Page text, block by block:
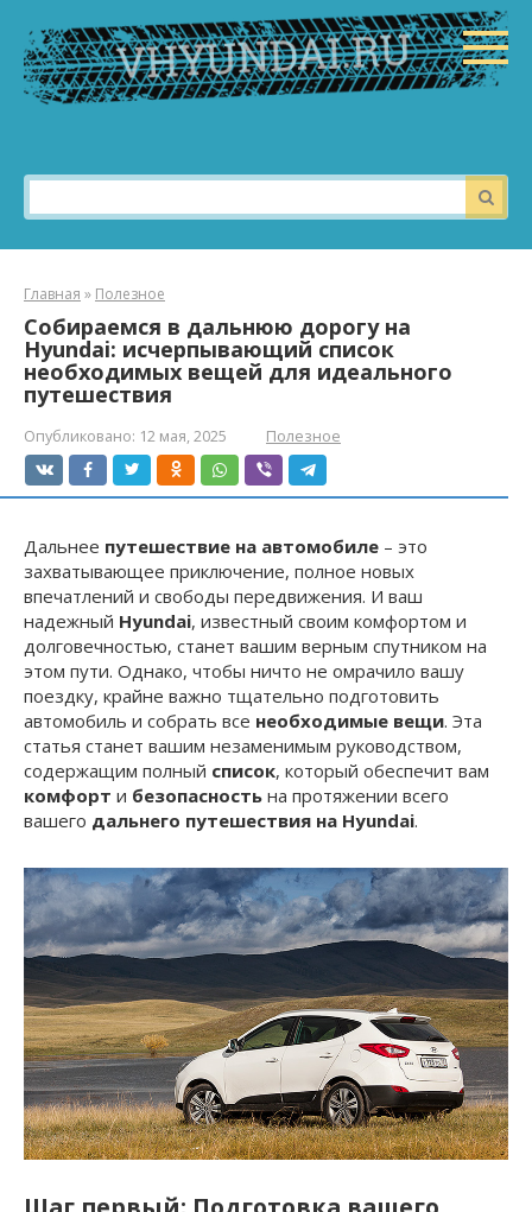
контенту
Поиск:
Главная » Полезное
Собираемся в дальнюю дорогу на
Hyundai: исчерпывающий список
необходимых вещей для идеального
путешествия
Опубликовано: 12 мая, 2025 Полезное
Дальнее путешествие на автомобиле – это
захватывающее приключение, полное новых
впечатлений и свободы передвижения. И ваш
надежный Hyundai, известный своим комфортом и
долговечностью, станет вашим верным спутником на
этом пути. Однако, чтобы ничто не омрачило вашу
поездку, крайне важно тщательно подготовить
автомобиль и собрать все необходимые вещи. Эта
статья станет вашим незаменимым руководством,
содержащим полный список, который обеспечит вам
комфорт и безопасность на протяжении всего
вашего дальнего путешествия на Hyundai.